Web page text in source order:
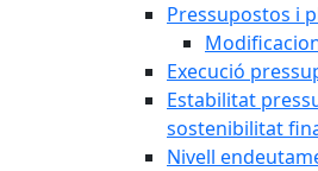
Pressupostos i
Execució
Estabilitat
sostenibilitat
Nivell